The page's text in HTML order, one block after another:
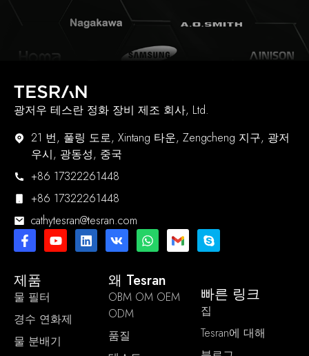
광저우 테스란 정화 장비 제조 회사, Ltd.
21 번, 풀링 도로, Xintang 타운, Zengcheng 지구, 광저
우시, 광동성, 중국
+86 17322261448
+86 17322261448
cathytesran@tesran.com
제품
물 필터
경수 연화제
물 분배기
왜 Tesran
OBM OM OEM
ODM
품질
빠른 링크
집
Tesran에 대해